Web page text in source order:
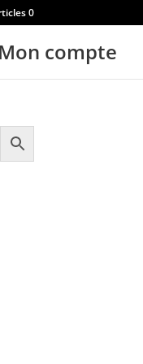
0
Mon compte